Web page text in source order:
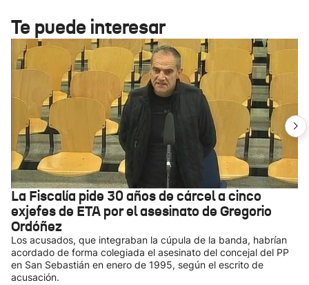
Te puede interesar
La Fiscalía pide 30 años de cárcel a cinco
exjefes de ETA por el asesinato de Gregorio
Ordóñez
Los acusados, que integraban la cúpula de la banda, habrían
acordado de forma colegiada el asesinato del concejal del PP
en San Sebastián en enero de 1995, según el escrito de
acusación.